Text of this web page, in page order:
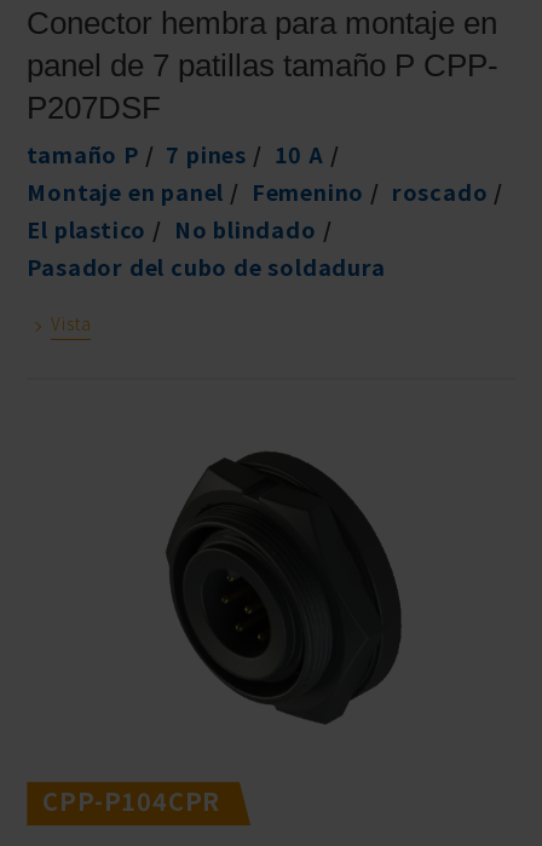
Conector hembra para montaje en
panel de 7 patillas tamaño P CPP-
P207DSF
tamaño P 7 pines
10 A
Montaje en panel
Femenino
roscado
El plastico
No blindado
Pasador del cubo de soldadura
Vista
CPP-P104CPR